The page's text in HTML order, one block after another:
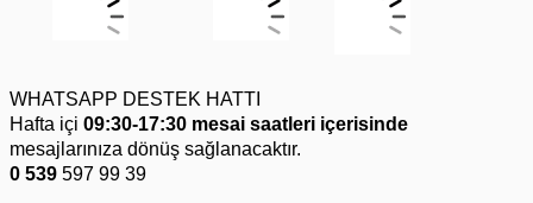
WHATSAPP DESTEK HATTI
Hafta içi 09:30-17:30 mesai saatleri içerisinde
mesajlarınıza dönüş sağlanacaktır.
0 539 597 99 39